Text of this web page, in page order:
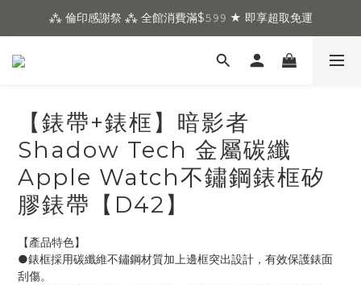
⁂ 倫印感謝祭 ⁂ 全館消費滿$𝟻𝟿𝟿 ★ 即享超取免運
【錶帶+錶框】暗影者
Shadow Tech 金屬碳纖
Apple Watch不鏽鋼錶框矽
膠錶帶【D42】
【產品特色】
●錶框採用碳纖維不鏽鋼材質加上邊框突出設計，有效保護錶面
刮傷。